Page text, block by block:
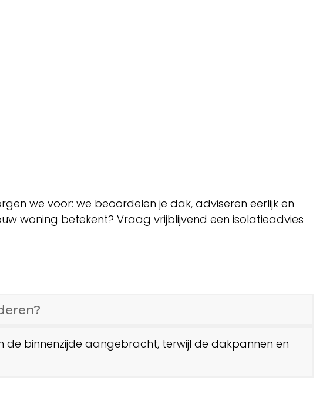
we voor: we beoordelen je dak, adviseren eerlijk en
woning betekent? Vraag vrijblijvend een isolatieadvies
binnenzijde aangebracht, terwijl de dakpannen en